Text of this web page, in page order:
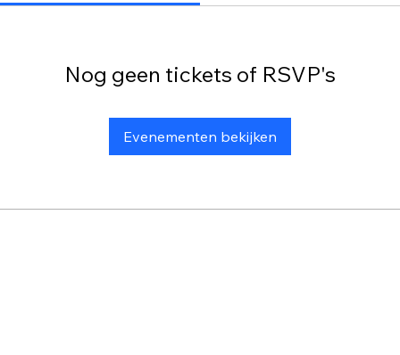
Nog geen tickets of RSVP's
Evenementen bekijken